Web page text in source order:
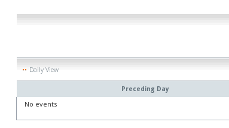
Daily View
Preceding Day
No events